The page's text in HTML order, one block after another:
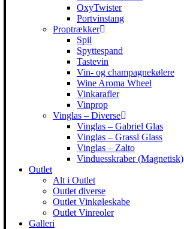
OxyTwister
Portvinstang
Proptrækker
Spil
Spyttespand
Tastevin
Vin- og champagnekølere
Wine Aroma Wheel
Vinkarafler
Vinprop
Vinglas – Diverse
Vinglas – Gabriel Glas
Vinglas – Grassl Glass
Vinglas – Zalto
Vinduesskraber (Magnetisk)
Outlet
Alt i Outlet
Outlet diverse
Outlet Vinkøleskabe
Outlet Vinreoler
Galleri